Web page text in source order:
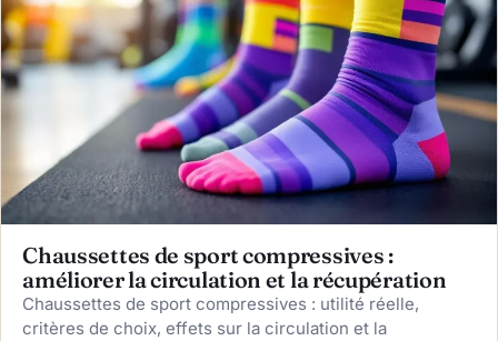
Chaussettes de sport compressives :
améliorer la circulation et la récupération
Chaussettes de sport compressives : utilité réelle,
critères de choix, effets sur la circulation et la